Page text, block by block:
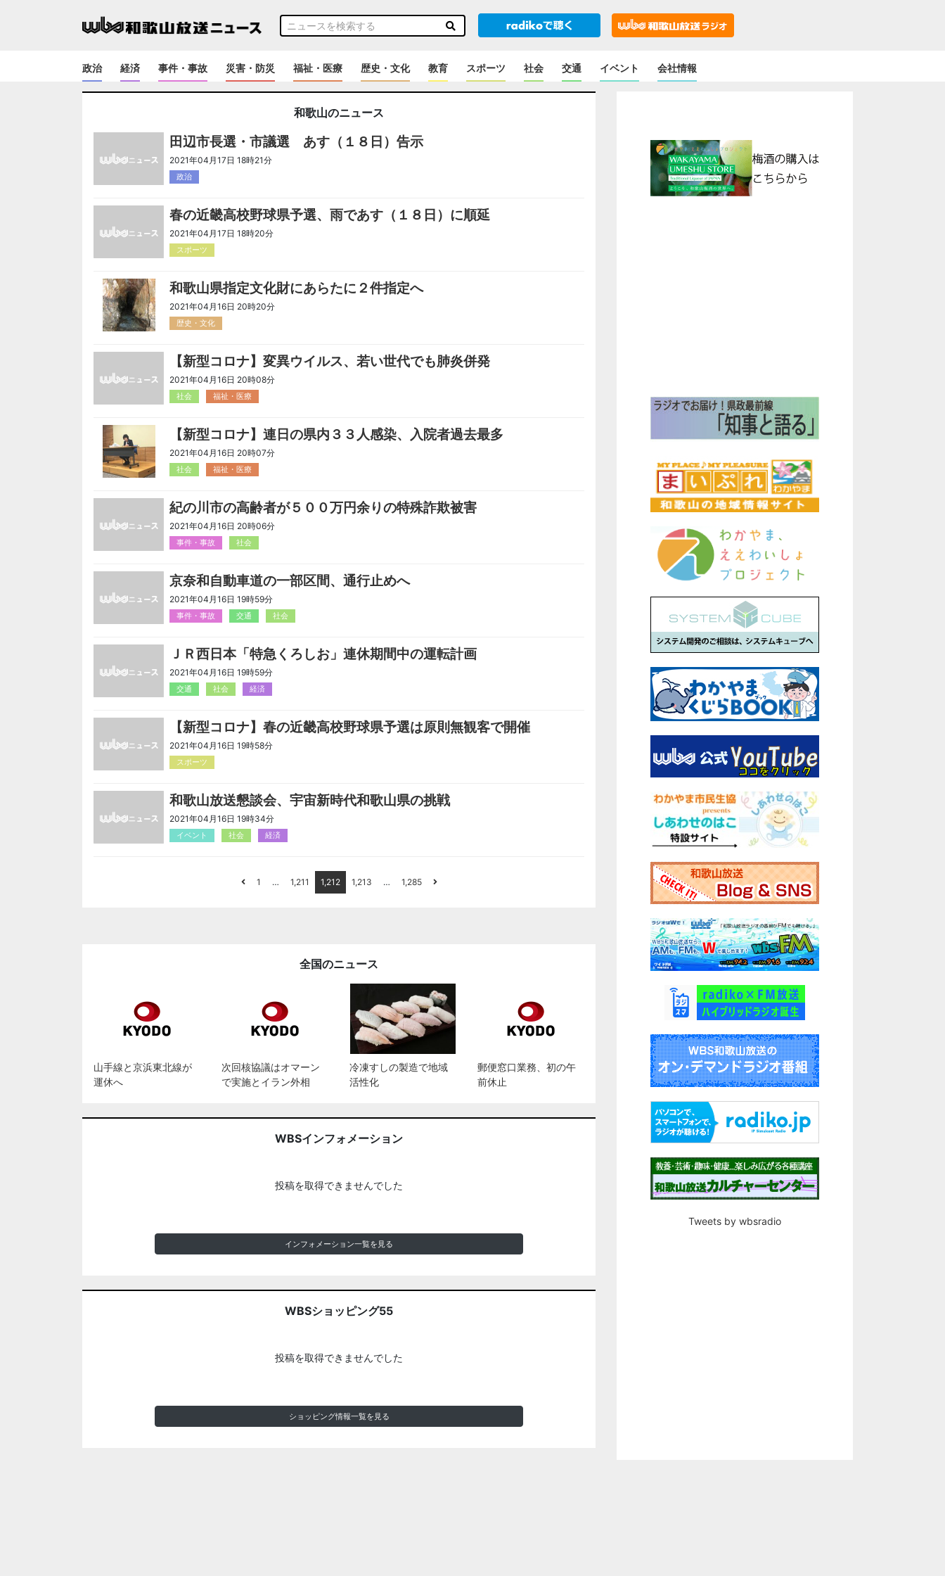
政治 経済 事件・事故 災害・防災 福祉・医療 歴史・文化 教育 スポーツ 社会 交通 イベント 会社情報
和歌山のニュース
田辺市長選・市議選 あす（１８日）告示
2021年04月17日 18時21分
政治
春の近畿高校野球県予選、雨であす（１８日）に順延
2021年04月17日 18時20分
スポーツ
和歌山県指定文化財にあらたに２件指定へ
2021年04月16日 20時20分
歴史・文化
【新型コロナ】変異ウイルス、若い世代でも肺炎併発
2021年04月16日 20時08分
社会 福祉・医療
【新型コロナ】連日の県内３３人感染、入院者過去最多
2021年04月16日 20時07分
社会 福祉・医療
紀の川市の高齢者が５００万円余りの特殊詐欺被害
2021年04月16日 20時06分
事件・事故 社会
京奈和自動車道の一部区間、通行止めへ
2021年04月16日 19時59分
事件・事故 交通 社会
ＪＲ西日本「特急くろしお」連休期間中の運転計画
2021年04月16日 19時59分
交通 社会 経済
【新型コロナ】春の近畿高校野球県予選は原則無観客で開催
2021年04月16日 19時58分
スポーツ
和歌山放送懇談会、宇宙新時代和歌山県の挑戦
2021年04月16日 19時34分
イベント 社会 経済
1 … 1,211 1,212 1,213 … 1,285
全国のニュース
山手線と京浜東北線が
運休へ
次回核協議はオマーン
で実施とイラン外相
冷凍すしの製造で地域
活性化
郵便窓口業務、初の午
前休止
WBSインフォメーション
投稿を取得できませんでした
インフォメーション一覧を見る
WBSショッピング55
投稿を取得できませんでした
ショッピング情報一覧を見る
Tweets by wbsradio